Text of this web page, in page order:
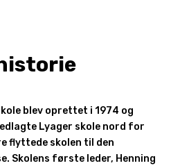
blev oprettet i 1974 og
Lyager skole nord for
flyttede skolen til den
Skolens første leder, Henning